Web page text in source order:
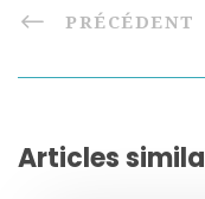
PRÉCÉDENT
Articles